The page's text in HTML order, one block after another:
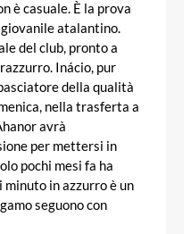
è casuale. È la prova
atalantino.
del club, pronto a
Inácio, pur
della qualità
nella trasferta a
avrà
per mettersi in
pochi mesi fa ha
in azzurro è un
seguono con